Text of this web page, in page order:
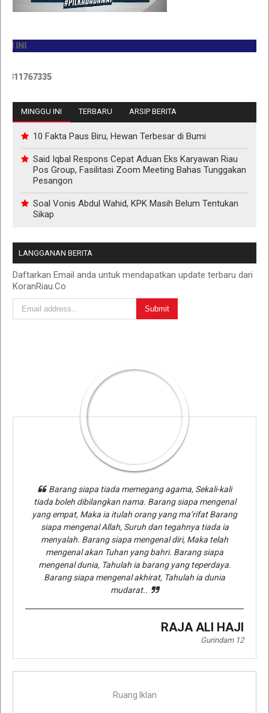
MINGGU INI TERBARU ARSIP BERITA
10 Fakta Paus Biru, Hewan Terbesar di Bumi
Said Iqbal Respons Cepat Aduan Eks Karyawan Riau
Pos Group, Fasilitasi Zoom Meeting Bahas Tunggakan
Pesangon
Soal Vonis Abdul Wahid, KPK Masih Belum Tentukan
Sikap
LANGGANAN BERITA
Daftarkan Email anda untuk mendapatkan update terbaru dari
KoranRiau.Co
Barang siapa tiada memegang agama, Sekali-kali
tiada boleh dibilangkan nama. Barang siapa mengenal
yang empat, Maka ia itulah orang yang ma’rifat Barang
siapa mengenal Allah, Suruh dan tegahnya tiada ia
menyalah. Barang siapa mengenal diri, Maka telah
mengenal akan Tuhan yang bahri. Barang siapa
mengenal dunia, Tahulah ia barang yang teperdaya.
Barang siapa mengenal akhirat, Tahulah ia dunia
mudarat..
RAJA ALI HAJI
Gurindam 12
Ruang Iklan